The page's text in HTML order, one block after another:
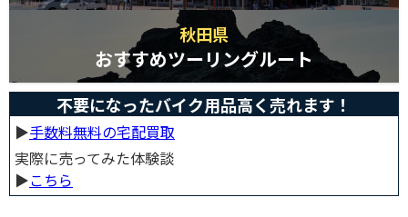
秋田県
おすすめツーリングルート
不要になったバイク用品高く売れます！
▶︎手数料無料の宅配買取
実際に売ってみた体験談
▶︎こちら